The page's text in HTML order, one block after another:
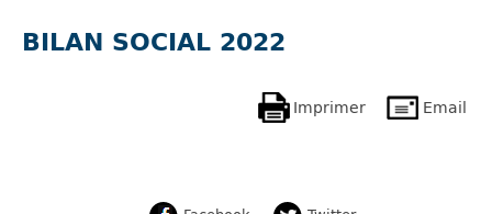
BILAN SOCIAL 2022
Imprimer Email